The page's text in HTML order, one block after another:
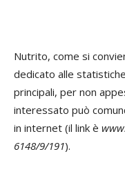
Nutrito, come si
dedicato alle
principali, per non
interessato può
in internet (il link è
6148/9/191).